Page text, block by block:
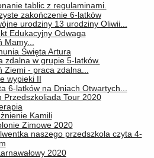
tablic z regulaminami.
zakończenie 6-latków
urodziny 13 urodziny Oliwii...
Edukacyjny Odwaga
Mamy...
Święta Artura
zdalna w grupie 5-latków.
Ziemi - praca zdalna...
wypieki II
6-latków na Dniach Otwartych...
Przedszkoliada Tour 2020
Kamili
Zimowe 2020
naszego przedszkola czyta 4-
2020